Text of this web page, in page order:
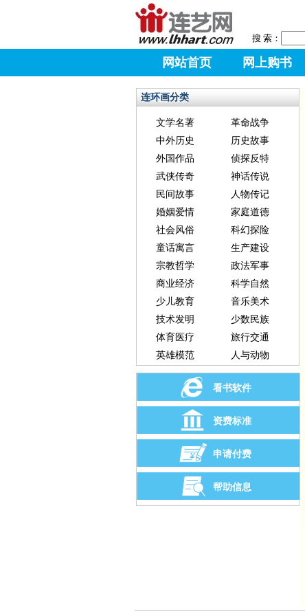
搜 索：
网站首页 网上购书
连环画分类
文学名著
革命战争
中外历史
历史故事
外国作品
侦探反特
武侠传奇
神话传说
民间故事
人物传记
婚姻爱情
家庭道德
社会风俗
科幻探险
童话寓言
生产建设
宗教哲学
政法军事
商业经济
科学自然
少儿教育
音乐美术
技术发明
少数民族
体育医疗
旅行交通
英雄模范
人与动物
看书软件
资费标准
申请付费
帮助信息